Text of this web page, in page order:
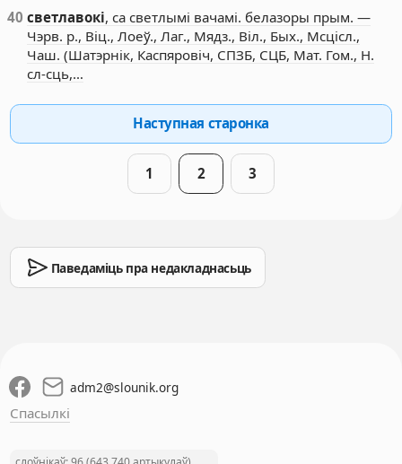
40 светлавокі, са светлымі вачамі. белазоры прым. —
Чэрв. р., Віц., Лоеў., Лаг., Мядз., Віл., Бых., Мсцісл.,
Чаш. (Шатэрнік, Каспяровіч, СПЗБ, СЦБ, Мат. Гом., Н.
сл-сць,…
Наступная старонка
1 2 3
Паведаміць пра недакладнасьць
adm2@slounik.org
Спасылкі